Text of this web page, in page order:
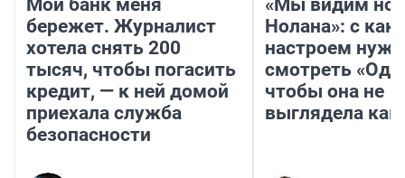
Мой банк меня
бережет. Журналист
хотела снять 200
тысяч, чтобы погасить
кредит, — к ней домой
приехала служба
безопасности
«Мы видим
Нолана»: с
настроем
смотреть
чтобы она не
выглядела как